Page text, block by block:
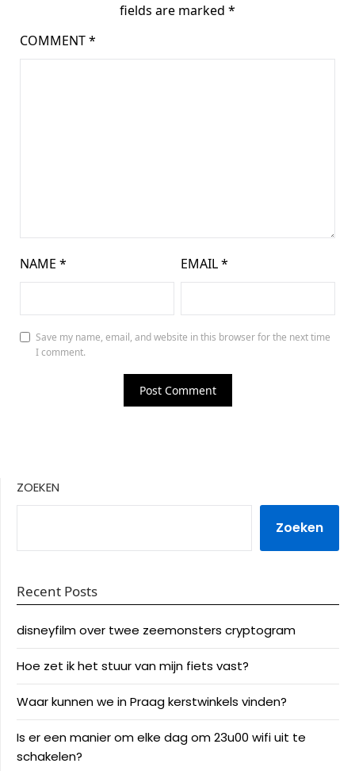
fields are marked *
COMMENT*
NAME * EMAIL*
Save my name, email, and website in this browser for the next time
I comment.
ZOEKEN
Zoeken
Recent Posts
disneyfilm over twee zeemonsters cryptogram
Hoe zet ik het stuur van mijn fiets vast?
Waar kunnen we in Praag kerstwinkels vinden?
Is er een manier om elke dag om 23u00 wifi uit te
schakelen?